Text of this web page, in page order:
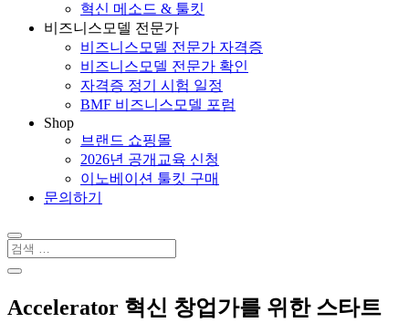
혁신 메소드 & 툴킷
비즈니스모델 전문가
비즈니스모델 전문가 자격증
비즈니스모델 전문가 확인
자격증 정기 시험 일정
BMF 비즈니스모델 포럼
Shop
브랜드 쇼핑몰
2026년 공개교육 신청
이노베이션 툴킷 구매
문의하기
Accelerator 혁신 창업가를 위한 스타트